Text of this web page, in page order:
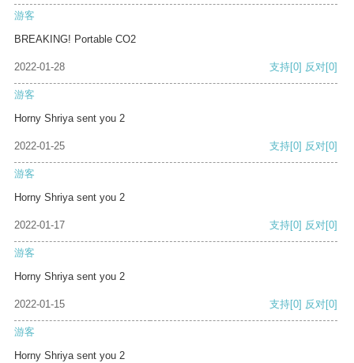
游客
BREAKING! Portable CO2
2022-01-28 支持[0] 反对[0]
游客
Horny Shriya sent you 2
2022-01-25 支持[0] 反对[0]
游客
Horny Shriya sent you 2
2022-01-17 支持[0] 反对[0]
游客
Horny Shriya sent you 2
2022-01-15 支持[0] 反对[0]
游客
Horny Shriya sent you 2